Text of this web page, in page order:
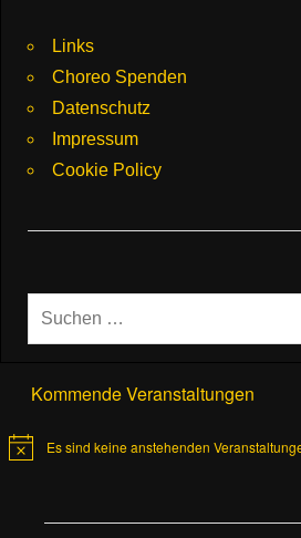
Links
Choreo Spenden
Datenschutz
Impressum
Cookie Policy
Kommende Veranstaltungen
HinweisEs sind keine anstehenden